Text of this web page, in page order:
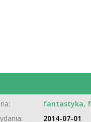
fantastyka,
2014-07-01